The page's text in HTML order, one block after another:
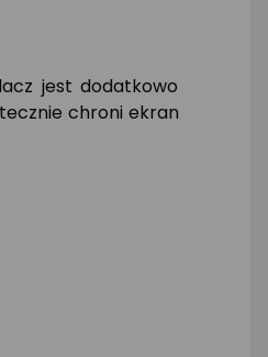
jest dodatkowo
chroni ekran